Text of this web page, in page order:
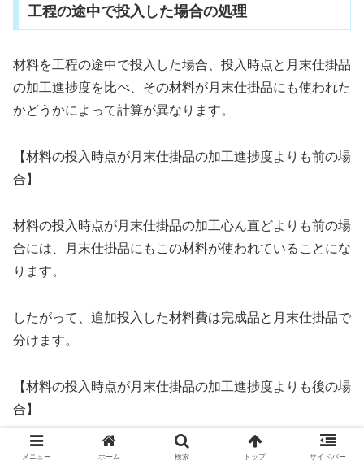
工程の途中で投入した場合の処理
材料を工程の途中で投入した場合、投入時点と月末仕掛品
の加工進捗度を比べ、その材料が月末仕掛品にも使われた
かどうかによって計算が異なります。
【材料の投入時点が月末仕掛品の加工進捗度よりも前の場
合】
材料の投入時点が月末仕掛品の加工心ん直どよりも前の場
合には、月末仕掛品にもこの材料が使われていることにな
ります。
したがって、追加投入した材料費は完成品と月末仕掛品で
分けます。
【材料の投入時点が月末仕掛品の加工進捗度よりも後の場
合】
材料の投入時点が月末仕掛品の加工進捗度よりも後の場合
メニュー ホーム 検索 トップ サイドバー